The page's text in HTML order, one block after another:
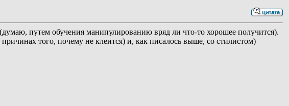
путем обучения манипулированию вряд ли что-то хорошее получится).
того, почему не клеится) и, как писалось выше, со стилистом)